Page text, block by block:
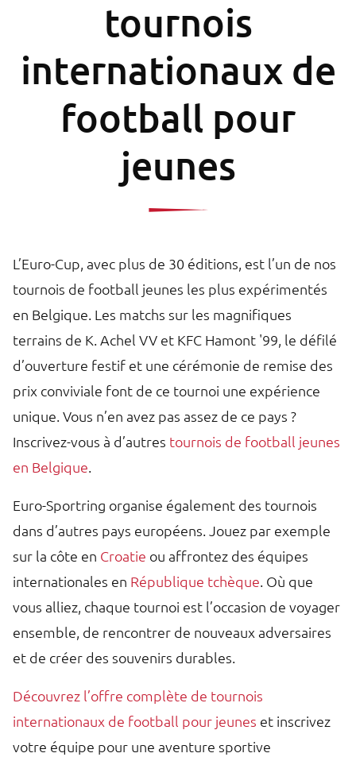
tournois
internationaux de
football pour
jeunes
L’Euro-Cup, avec plus de 30 éditions, est l’un de nos
tournois de football jeunes les plus expérimentés
en Belgique. Les matchs sur les magnifiques
terrains de K. Achel VV et KFC Hamont '99, le défilé
d’ouverture festif et une cérémonie de remise des
prix conviviale font de ce tournoi une expérience
unique. Vous n’en avez pas assez de ce pays ?
Inscrivez-vous à d’autres tournois de football jeunes
en Belgique.
Euro-Sportring organise également des tournois
dans d’autres pays européens. Jouez par exemple
sur la côte en Croatie ou affrontez des équipes
internationales en République tchèque. Où que
vous alliez, chaque tournoi est l’occasion de voyager
ensemble, de rencontrer de nouveaux adversaires
et de créer des souvenirs durables.
Découvrez l’offre complète de tournois
internationaux de football pour jeunes et inscrivez
votre équipe pour une aventure sportive